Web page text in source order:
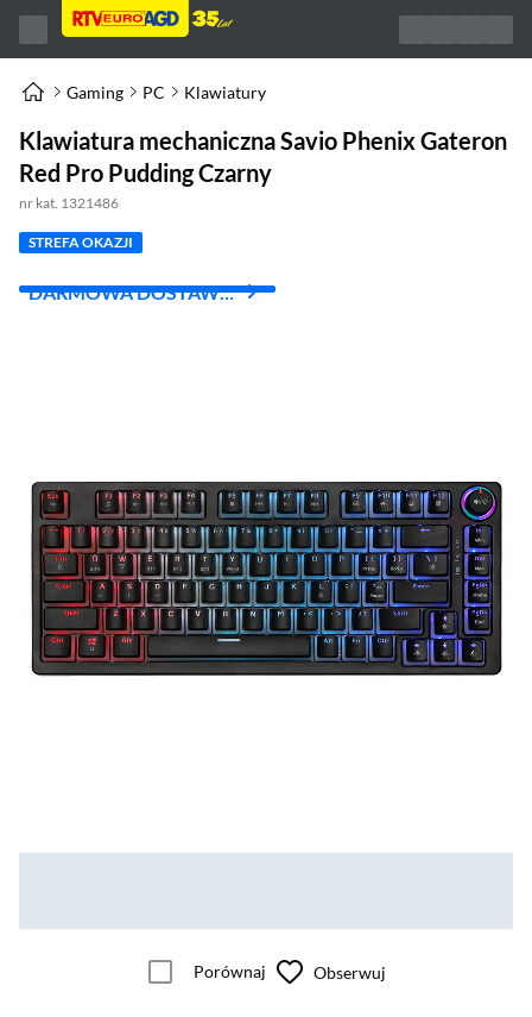
Gaming PC Klawiatury
Klawiatura mechaniczna Savio Phenix Gateron
Red Pro Pudding Czarny
nr kat. 1321486
STREFA OKAZJI
DARMOWA DOSTAWA
Porównaj Obserwuj